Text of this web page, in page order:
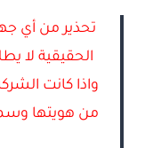
تحذير من أي
الحقيقية لا
واذا كانت
من هويتها